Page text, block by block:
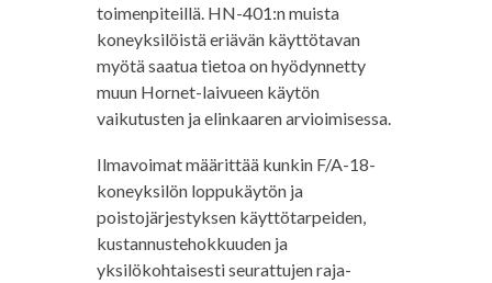
toimenpiteillä. HN-401:n muista
koneyksilöistä eriävän käyttötavan
myötä saatua tietoa on hyödynnetty
muun Hornet-laivueen käytön
vaikutusten ja elinkaaren arvioimisessa.
Ilmavoimat määrittää kunkin F/A-18-
koneyksilön loppukäytön ja
poistojärjestyksen käyttötarpeiden,
kustannustehokkuuden ja
yksilökohtaisesti seurattujen raja-